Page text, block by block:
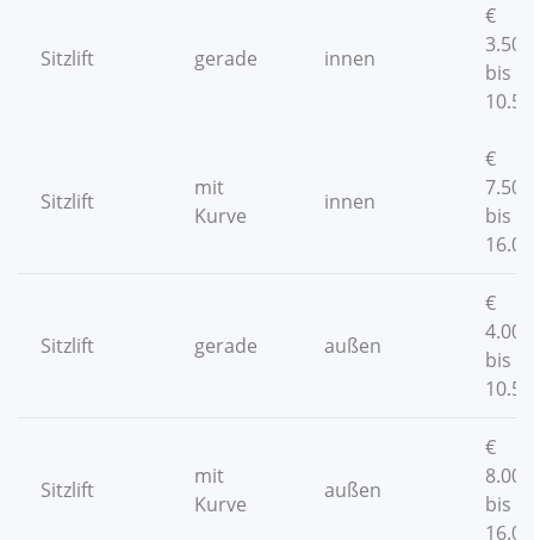
Sitzlift gerade innen
€
bis €
Sitzlift
mit
Kurve
innen
€
bis €
Sitzlift gerade außen
€
bis €
Sitzlift
mit
Kurve
außen
€
bis €